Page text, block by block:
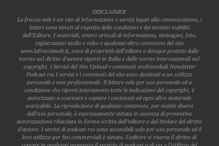
DISCLAIMER
La freccia web è un sito di informazione e servizi legati alla comunicazione, i
lettori sono tenuti al rispetto delle condizioni e dei termini stabiliti
dall’Editore. I materiali, ovvero articoli di informazione, immagini, foto,
registrazioni audio e video e qualsiasi altro contenuto del sito
www.lafrecciaweb.it, sono di proprietà dell’editore e dunque protetti dalle
norme sul diritto d’autore vigenti in Italia e dalle norme internazionali sul
copyright. I Servizi del Sito Upload e contenuti multimediali Newsletter
Podcast rss I servizi e i contenuti del sito sono destinati a un utilizzo
personale e non professionale. Il lettore solo per uso personale ed a
condizione che riporti interamente tutte le indicazioni del copyright, è
autorizzato a scaricare e copiare i contenuti ed ogni altro materiale
scaricabile. La riproduzione di qualsiasi contenuto, per motivi diversi
dall’uso personale, è espressamente vietata in assenza di preventiva
autorizzazione rilasciata in forma scritta dall’editore o dal titolare del diritto
d’autore. I servizi di podcast rss sono accessibili solo per uso personale ed il
loro utilizzo per fini commerciali è vietato. L’editore si riserva il diritto di